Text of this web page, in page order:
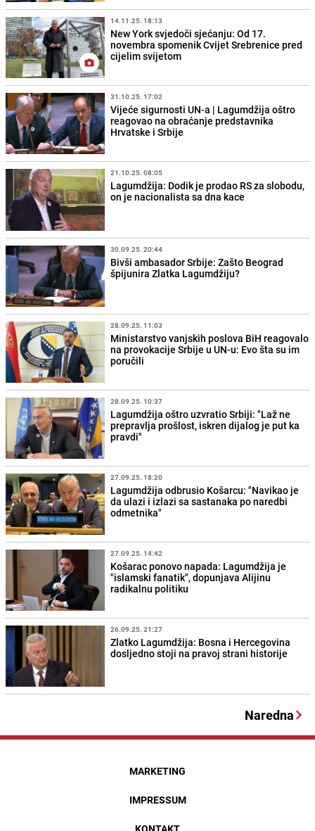
14.11.25. 18:13
New York svjedoči sjećanju: Od 17.
novembra spomenik Cvijet Srebrenice pred
cijelim svijetom
31.10.25. 17:02
Vijeće sigurnosti UN-a | Lagumdžija oštro
reagovao na obraćanje predstavnika
Hrvatske i Srbije
21.10.25. 08:05
Lagumdžija: Dodik je prodao RS za slobodu,
on je nacionalista sa dna kace
30.09.25. 20:44
Bivši ambasador Srbije: Zašto Beograd
špijunira Zlatka Lagumdžiju?
28.09.25. 11:03
Ministarstvo vanjskih poslova BiH reagovalo
na provokacije Srbije u UN-u: Evo šta su im
poručili
28.09.25. 10:37
Lagumdžija oštro uzvratio Srbiji: "Laž ne
prepravlja prošlost, iskren dijalog je put ka
pravdi"
27.09.25. 18:20
Lagumdžija odbrusio Košarcu: "Navikao je
da ulazi i izlazi sa sastanaka po naredbi
odmetnika"
27.09.25. 14:42
Košarac ponovo napada: Lagumdžija je
"islamski fanatik", dopunjava Alijinu
radikalnu politiku
26.09.25. 21:27
Zlatko Lagumdžija: Bosna i Hercegovina
dosljedno stoji na pravoj strani historije
Naredna
MARKETING
IMPRESSUM